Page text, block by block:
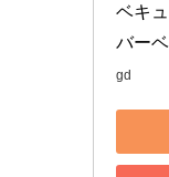
ベキ
バー
gd